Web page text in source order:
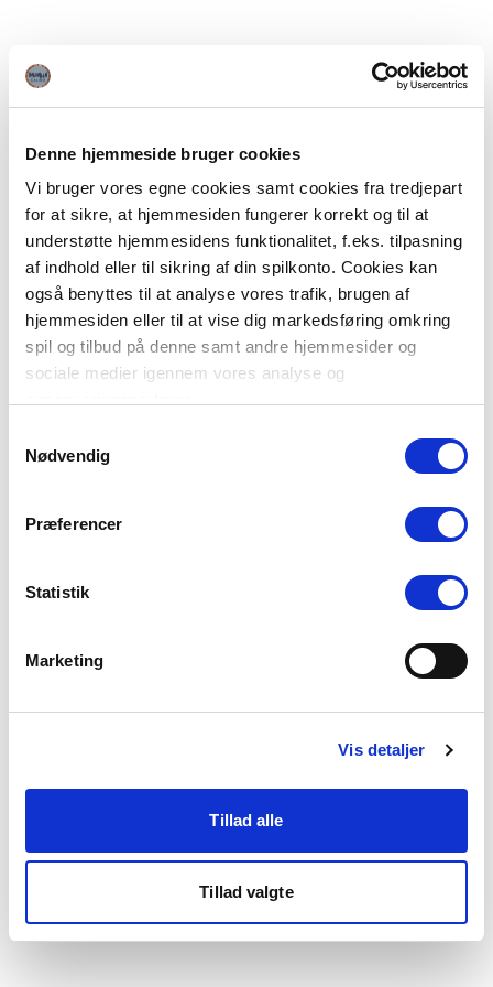
Denne hjemmeside bruger cookies
Vi bruger vores egne cookies samt cookies fra tredjepart
for at sikre, at hjemmesiden fungerer korrekt og til at
understøtte hjemmesidens funktionalitet, f.eks. tilpasning
af indhold eller til sikring af din spilkonto. Cookies kan
også benyttes til at analyse vores trafik, brugen af
hjemmesiden eller til at vise dig markedsføring omkring
spil og tilbud på denne samt andre hjemmesider og
sociale medier igennem vores analyse og
Du kan læse mere om vores brug af cookies under
"Detaljer" eller ved at klikke videre til vores Cookiepolitik,
Nødvendig
Præferencer
Statistik
Marketing
Vis detaljer
Tillad alle
Tillad valgte